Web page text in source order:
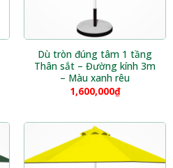
Dù tròn đúng tâm 1 tầng
Thân sắt – Đường kính 3m
– Màu xanh rêu
1,600,000₫